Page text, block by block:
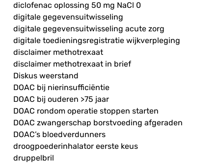
diclofenac oplossing 50 mg NaCl 0
digitale gegevensuitwisseling
digitale gegevensuitwisseling acute zorg
digitale toedieningsregistratie wijkverpleging
disclaimer methotrexaat
disclaimer methotrexaat in brief
Diskus weerstand
DOAC bij nierinsufficiëntie
DOAC bij ouderen >75 jaar
DOAC rondom operatie stoppen starten
DOAC zwangerschap borstvoeding afgeraden
DOAC’s bloedverdunners
droogpoederinhalator eerste keus
druppelbril